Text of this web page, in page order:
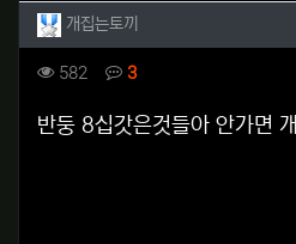
작성자 정보
개집는토끼
컨텐츠 정보
582 조회 3댓글
본문
반둥 8십갓은것들아 안가면